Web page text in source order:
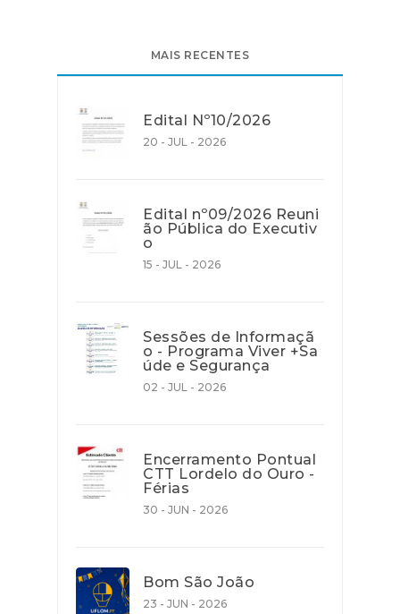
MAIS RECENTES
Edital Nº10/2026
20 - JUL - 2026
Edital nº09/2026 Reuni
ão Pública do Executiv
o
15 - JUL - 2026
Sessões de Informaçã
o - Programa Viver +Sa
úde e Segurança
02 - JUL - 2026
Encerramento Pontual
CTT Lordelo do Ouro -
Férias
30 - JUN - 2026
Bom São João
23 - JUN - 2026